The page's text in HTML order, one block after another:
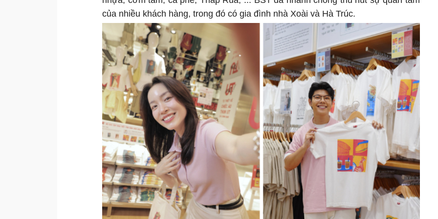
của nhiều khách hàng, trong đó có gia đình nhà Xoài và Hà Trúc.